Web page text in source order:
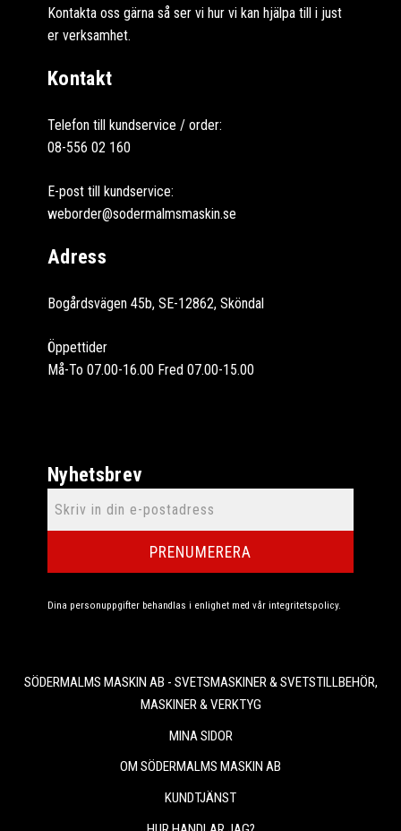
Kontakta oss gärna så ser vi hur vi kan hjälpa till i just
er verksamhet.
Kontakt
Telefon till kundservice / order:
08-556 02 160
E-post till kundservice:
weborder@sodermalmsmaskin.se
Adress
Bogårdsvägen 45b, SE-12862, Sköndal
Öppettider
Må-To 07.00-16.00 Fred 07.00-15.00
Nyhetsbrev
PRENUMERERA
Dina personuppgifter behandlas i enlighet med vår integritetspolicy.
SÖDERMALMS MASKIN AB - SVETSMASKINER & SVETSTILLBEHÖR,
MASKINER & VERKTYG
MINA SIDOR
OM SÖDERMALMS MASKIN AB
KUNDTJÄNST